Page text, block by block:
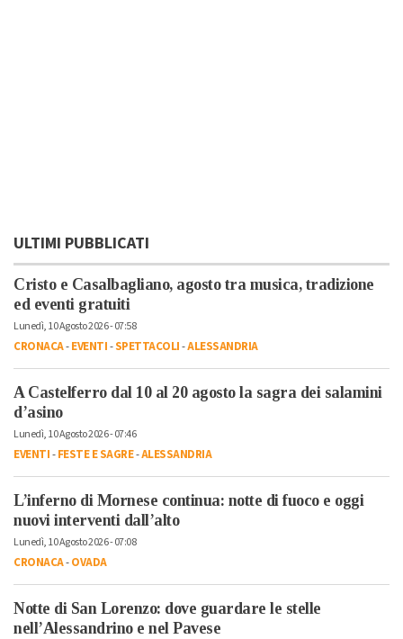
ULTIMI PUBBLICATI
Cristo e Casalbagliano, agosto tra musica, tradizione
ed eventi gratuiti
Lunedì, 10 Agosto 2026 - 07:58
CRONACA-EVENTI-SPETTACOLI-ALESSANDRIA
A Castelferro dal 10 al 20 agosto la sagra dei salamini
d’asino
Lunedì, 10 Agosto 2026 - 07:46
EVENTI-FESTE E SAGRE-ALESSANDRIA
L’inferno di Mornese continua: notte di fuoco e oggi
nuovi interventi dall’alto
Lunedì, 10 Agosto 2026 - 07:08
CRONACA-OVADA
Notte di San Lorenzo: dove guardare le stelle
nell’Alessandrino e nel Pavese